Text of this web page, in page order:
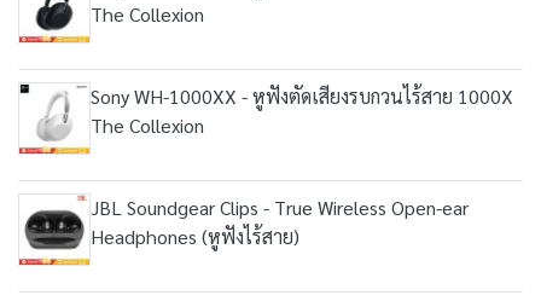
The Collexion
Sony WH-1000XX - หูฟังตัดเสียงรบกวนไร้สาย 1000X
The Collexion
JBL Soundgear Clips - True Wireless Open-ear
Headphones (หูฟังไร้สาย)